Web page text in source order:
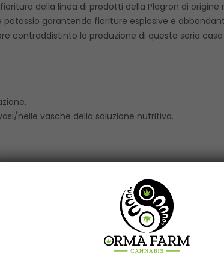
della linea di prodotti della Plagron di
garantendo fioriture esplosive e
contraddistinto la produzione di questa seria
nelle vasche della soluzione nutritiva.